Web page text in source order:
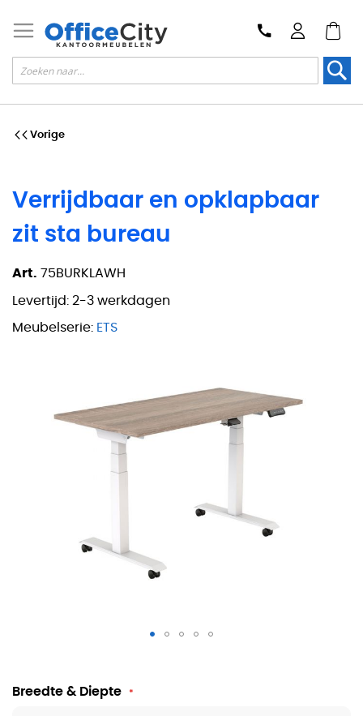
Verrijdbaar en opklapbaar
zit sta bureau
Art. 75BURKLAWH
Levertijd: 2-3 werkdagen
Meubelserie: ETS
Verrijdbaar en opklapbaar zit sta bureau
Breedte & Diepte
Vorige